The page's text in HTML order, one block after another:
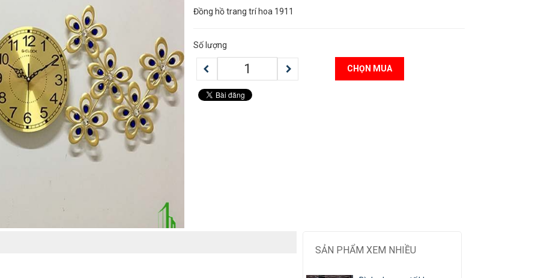
Đồng hồ trang trí hoa 1911
Số lượng
CHỌN MUA
SẢN PHẨM XEM NHIỀU